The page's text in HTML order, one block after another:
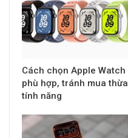
Cách chọn Apple Watch
phù hợp, tránh mua thừa
tính năng